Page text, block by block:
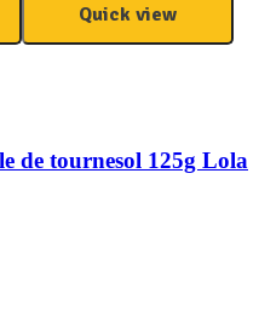
Quick view
de tournesol 125g Lola